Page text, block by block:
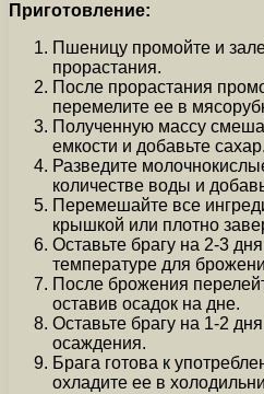
Приготовление:
Пшеницу промойте и
прорастания.
После прорастания
перемелите ее в
Полученную массу
емкости и добавьте сахар.
Разведите
количестве воды и
Перемешайте все
крышкой или плотно
Оставьте брагу на 2-3
температуре для
После брожения
оставив осадок на дне.
Оставьте брагу на 1-2
осаждения.
Брага готова к
охладите ее в